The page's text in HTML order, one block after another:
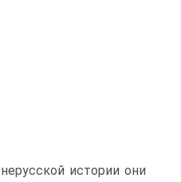
истории они